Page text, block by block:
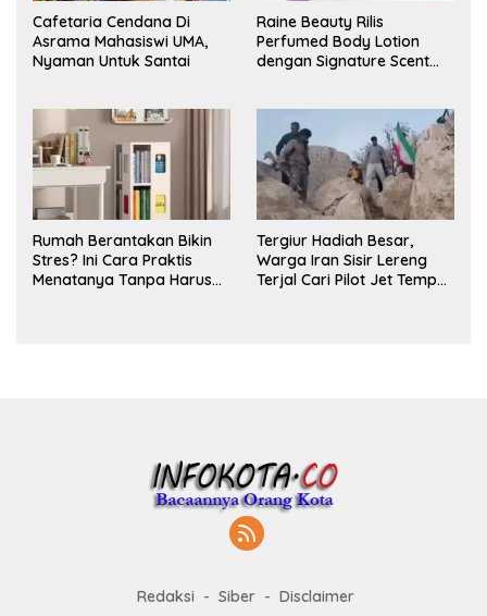
Cafetaria Cendana Di
Asrama Mahasiswi UMA,
Nyaman Untuk Santai
Raine Beauty Rilis
Perfumed Body Lotion
dengan Signature Scent
Rumah Berantakan Bikin
Stres? Ini Cara Praktis
Menatanya Tanpa Harus
Tergiur Hadiah Besar,
Warga Iran Sisir Lereng
Terjal Cari Pilot Jet Tempur
Redaksi Siber Disclaimer